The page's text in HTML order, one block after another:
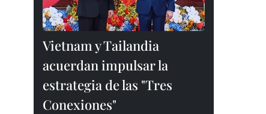
Vietnam y Tailandia
acuerdan impulsar la
estrategia de las "Tres
Conexiones"